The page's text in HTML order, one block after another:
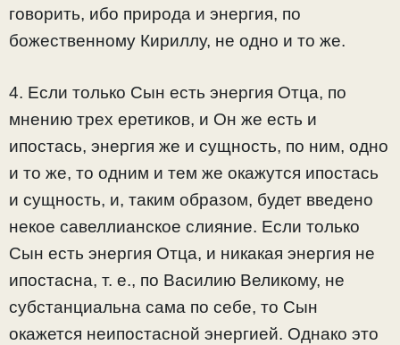
говорить, ибо природа и энергия, по
божественному Кириллу, не одно и то же.
4. Если только Сын есть энергия Отца, по
мнению трех еретиков, и Он же есть и
ипостась, энергия же и сущность, по ним, одно
и то же, то одним и тем же окажутся ипостась
и сущность, и, таким образом, будет введено
некое савеллианское слияние. Если только
Сын есть энергия Отца, и никакая энергия не
ипостасна, т. е., по Василию Великому, не
субстанциальна сама по себе, то Сын
окажется неипостасной энергией. Однако это